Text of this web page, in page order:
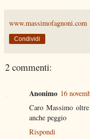
www.massimofagnoni.com
Condividi
2 commenti:
Anonimo 16
Caro Massimo
anche peggio
Rispondi